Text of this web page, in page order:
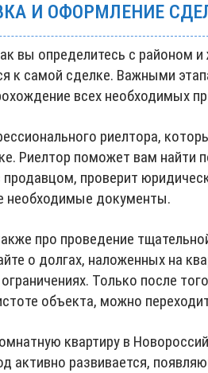
И ОФОРМЛЕНИЕ
вы определитесь с районом
к самой сделке. Важными
всех необходимых
риелтора,
Риелтор поможет вам найти
продавцом, проверит
необходимые документы.
про проведение
о долгах, наложенных на
Только после
объекта, можно
квартиру в
активно развивается,